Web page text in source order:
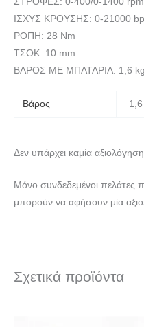
ΙΣΧΥΣ ΚΡΟΥΣHΣ: 0-21000
ΡΟΠΗ: 28 Nm
ΤΣΟΚ: 10 mm
ΒΑΡΟΣ ΜΕ ΜΠΑΤΑΡΙΑ: 1,6 kg
Βάρος 1,6
Δεν υπάρχει καμία
Μόνο συνδεδεμένοι πελάτες
μπορούν να αφήσουν μία
Σχετικά προϊόντα